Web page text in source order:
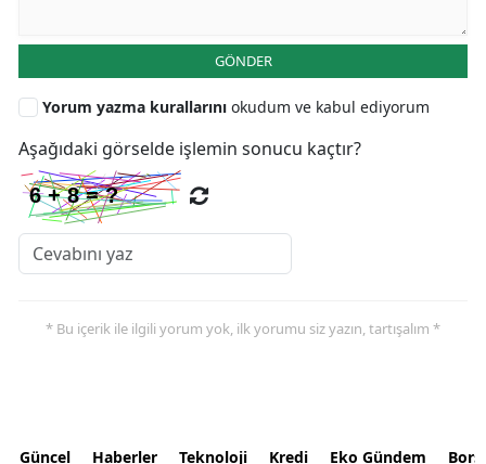
GÖNDER
Yorum yazma kurallarını okudum ve kabul ediyorum
Aşağıdaki görselde işlemin sonucu kaçtır?
* Bu içerik ile ilgili yorum yok, ilk yorumu siz yazın, tartışalım *
Güncel Haberler Teknoloji Kredi Eko Gündem